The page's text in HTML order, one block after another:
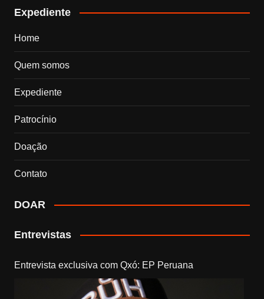
Expediente
Home
Quem somos
Expediente
Patrocínio
Doação
Contato
DOAR
Entrevistas
Entrevista exclusiva com Qxó: EP Peruana